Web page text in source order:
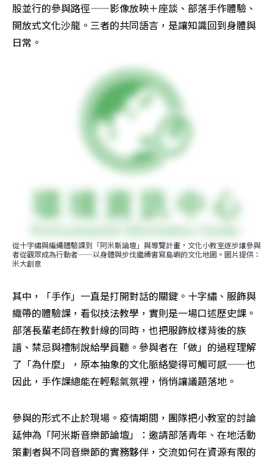
股並行的參與路徑——影像放映＋座談、部落手作體驗、
開放式文化沙龍。三者的共同語言，是讓知識回到身體與
日常。
從十字繡與編繩體驗課到「阿米斯論壇」與導覽計畫，文化小教室逐步讓參與
者從觀眾成為行動者——以身體與步伐繼續書寫島嶼的文化地圖。圖片提供：
米大創意
其中，「手作」一直是打開對話的關鍵。十字繡、服飾與
織帶的體驗課，看似技法教學，實則是一場口述歷史課。
部落長輩老師在教針線的同時，也把服飾紋樣背後的族
譜、禁忌與禮制說給學員聽。參與者在「做」的過程理解
了「為什麼」，原本抽象的文化脈絡變得可觸可感——也
因此，手作課總能在輕鬆氣氛裡，悄悄讓議題落地。
參與的形式不止於現場。疫情期間，團隊把小教室的討論
延伸為「阿米斯音樂節論壇」：邀請部落青年、在地活動
策劃者與不同音樂節的實務夥伴，交流如何在資源有限的